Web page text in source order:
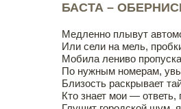
БАСТА –
Медленно плывут
Или сели на мель,
Мобила лениво
По нужным номерам,
Близость раскрывает
Кто знает мои — ответь,